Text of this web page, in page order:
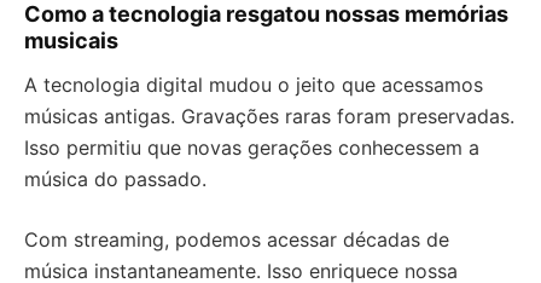
Como a tecnologia resgatou nossas memórias
musicais
A tecnologia digital mudou o jeito que acessamos
músicas antigas. Gravações raras foram preservadas.
Isso permitiu que novas gerações conhecessem a
música do passado.
Com streaming, podemos acessar décadas de
música instantaneamente. Isso enriquece nossa